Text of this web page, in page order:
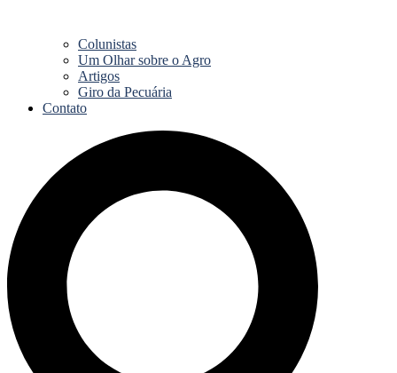
Colunistas
Um Olhar sobre o Agro
Artigos
Giro da Pecuária
Contato